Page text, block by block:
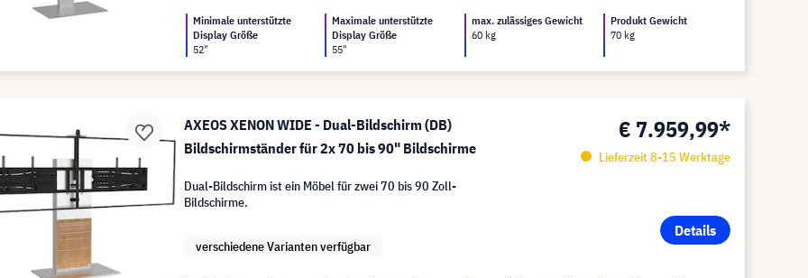
Minimale unterstützte
Display Größe
52"
Maximale unterstützte
Display Größe
55"
max. zulässiges Gewicht
60 kg
Produkt Gewicht
70 kg
AXEOS XENON WIDE - Dual-Bildschirm (DB)
Bildschirmständer für 2x 70 bis 90" Bildschirme
€ 7.959,99*
Lieferzeit 8-15 Werktage
Details
Dual-Bildschirm ist ein Möbel für zwei 70 bis 90 Zoll-
Bildschirme.
verschiedene Varianten verfügbar